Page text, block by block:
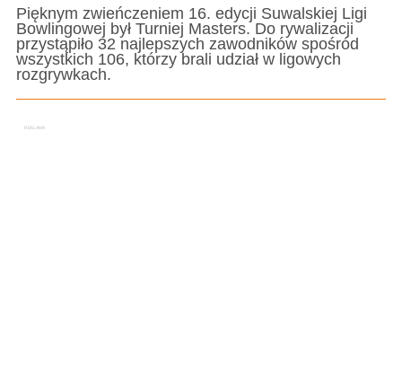
Pięknym zwieńczeniem 16. edycji Suwalskiej Ligi
Bowlingowej był Turniej Masters. Do rywalizacji
przystąpiło 32 najlepszych zawodników spośród
wszystkich 106, którzy brali udział w ligowych
rozgrywkach.